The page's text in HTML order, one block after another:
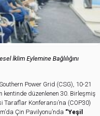
İklim Eylemine Bağlılığını
Power Grid (CSG), 10-21
kentinde düzenlenen 30. Birleşmiş
Taraflar Konferansı’na (COP30)
Çin Pavilyonu’nda “Yeşil